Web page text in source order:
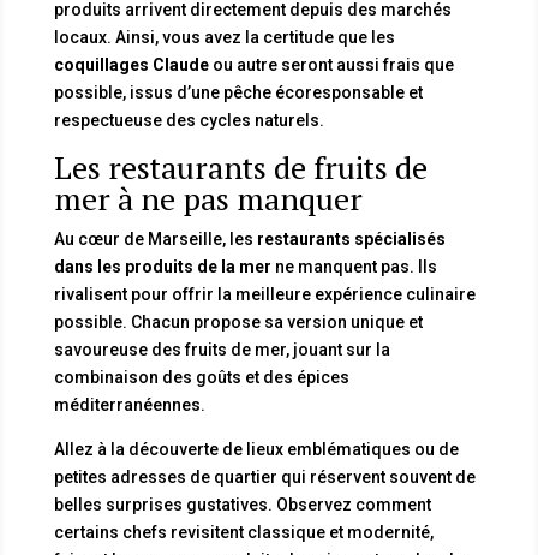
produits arrivent directement depuis des marchés
locaux. Ainsi, vous avez la certitude que les
coquillages Claudeou autre seront aussi frais que
possible, issus d’une pêche écoresponsable et
respectueuse des cycles naturels.
Les restaurants de fruits de
mer à ne pas manquer
Au cœur de Marseille, les restaurants spécialisés
dans les produits de la mer ne manquent pas. Ils
rivalisent pour offrir la meilleure expérience culinaire
possible. Chacun propose sa version unique et
savoureuse des fruits de mer, jouant sur la
combinaison des goûts et des épices
méditerranéennes.
Allez à la découverte de lieux emblématiques ou de
petites adresses de quartier qui réservent souvent de
belles surprises gustatives. Observez comment
certains chefs revisitent classique et modernité,